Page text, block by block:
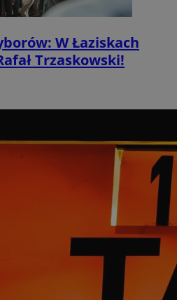
W Łaziskach
Trzaskowski!